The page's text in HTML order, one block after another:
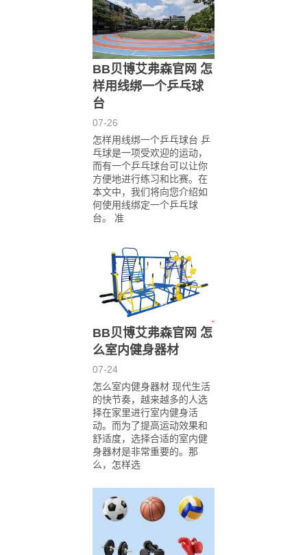
BB贝博艾弗森官网 怎
样用线绑一个乒乓球
台
07-26
怎样用线绑一个乒乓球台 乒
乓球是一项受欢迎的运动，
而有一个乒乓球台可以让你
方便地进行练习和比赛。在
本文中，我们将向您介绍如
何使用线绑定一个乒乓球
台。 准
BB贝博艾弗森官网 怎
么室内健身器材
07-24
怎么室内健身器材 现代生活
的快节奏，越来越多的人选
择在家里进行室内健身活
动。而为了提高运动效果和
舒适度，选择合适的室内健
身器材是非常重要的。那
么，怎样选